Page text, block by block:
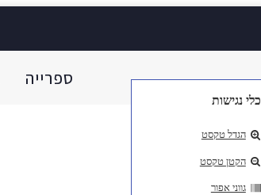
ספרייה
כלי נגישות
הגדל טקסט
הקטן טקסט
גווני אפור